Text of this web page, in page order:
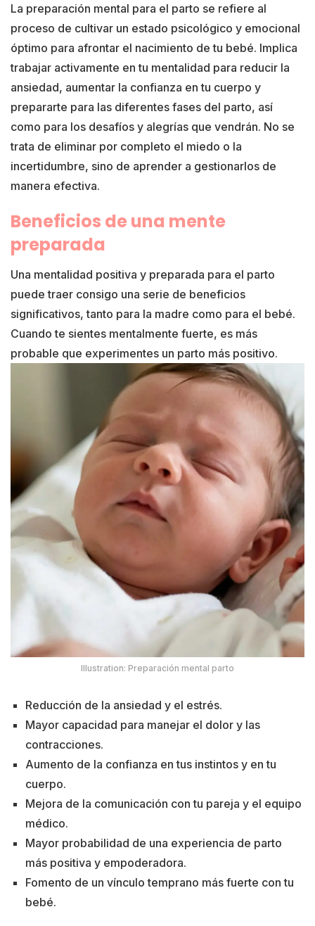
La preparación mental para el parto se refiere al
proceso de cultivar un estado psicológico y emocional
óptimo para afrontar el nacimiento de tu bebé. Implica
trabajar activamente en tu mentalidad para reducir la
ansiedad, aumentar la confianza en tu cuerpo y
prepararte para las diferentes fases del parto, así
como para los desafíos y alegrías que vendrán. No se
trata de eliminar por completo el miedo o la
incertidumbre, sino de aprender a gestionarlos de
manera efectiva.
Beneficios de una mente
preparada
Una mentalidad positiva y preparada para el parto
puede traer consigo una serie de beneficios
significativos, tanto para la madre como para el bebé.
Cuando te sientes mentalmente fuerte, es más
probable que experimentes un parto más positivo.
Illustration: Preparación mental parto
Reducción de la ansiedad y el estrés.
Mayor capacidad para manejar el dolor y las
contracciones.
Aumento de la confianza en tus instintos y en tu
cuerpo.
Mejora de la comunicación con tu pareja y el equipo
médico.
Mayor probabilidad de una experiencia de parto
más positiva y empoderadora.
Fomento de un vínculo temprano más fuerte con tu
bebé.